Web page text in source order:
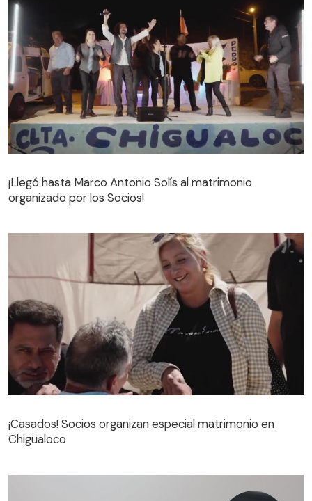
organizado por los Socios!
¡Llegó hasta Marco Antonio Solís al matrimonio
organizado por los Socios!
Chigualoco
¡Casados! Socios organizan especial matrimonio en
Chigualoco